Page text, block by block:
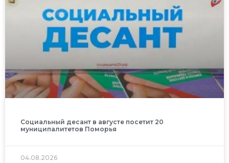
Социальный десант в августе посетит 20
муниципалитетов Поморья
04.08.2026